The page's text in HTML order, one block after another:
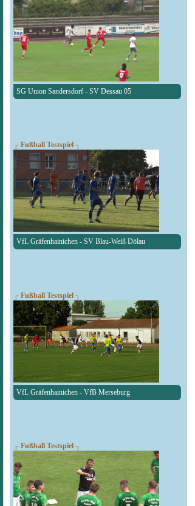
SG Union Sandersdorf - SV Dessau 05
┌ Fußball Testspiel ┐
VfL Gräfenhainichen - SV Blau-Weiß Dölau
┌ Fußball Testspiel ┐
VfL Gräfenhainichen - VfB Merseburg
┌ Fußball Testspiel ┐